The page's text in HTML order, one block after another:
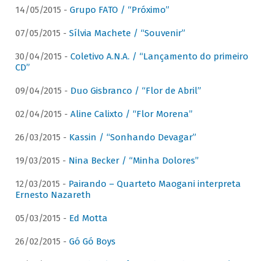
14/05/2015 - Grupo FATO / “Próximo”
07/05/2015 - Sílvia Machete / “Souvenir”
30/04/2015 - Coletivo A.N.A. / “Lançamento do primeiro
CD”
09/04/2015 - Duo Gisbranco / “Flor de Abril”
02/04/2015 - Aline Calixto / “Flor Morena”
26/03/2015 - Kassin / “Sonhando Devagar”
19/03/2015 - Nina Becker / “Minha Dolores”
12/03/2015 - Pairando – Quarteto Maogani interpreta
Ernesto Nazareth
05/03/2015 - Ed Motta
26/02/2015 - Gó Gó Boys